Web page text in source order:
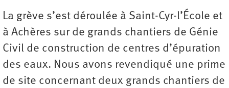
La grève s’est déroulée à Saint-Cyr-l’École et
à Achères sur de grands chantiers de Génie
Civil de construction de centres d’épuration
des eaux. Nous avons revendiqué une prime
de site concernant deux grands chantiers de